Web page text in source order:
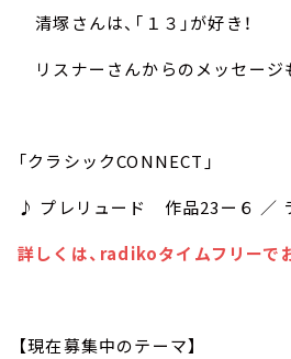
清塚さんは、「１３」が好き！
リスナーさんからのメッセージ
「クラシックCONNECT」
♪ プレリュード 作品23ー６ ／
詳しくは、radikoタイムフリーで
【現在募集中のテーマ】